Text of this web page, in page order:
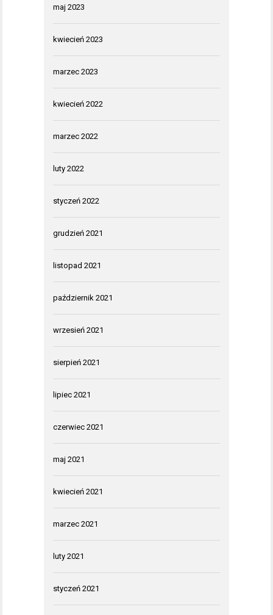
maj 2023
kwiecień 2023
marzec 2023
kwiecień 2022
marzec 2022
luty 2022
styczeń 2022
grudzień 2021
listopad 2021
październik 2021
wrzesień 2021
sierpień 2021
lipiec 2021
czerwiec 2021
maj 2021
kwiecień 2021
marzec 2021
luty 2021
styczeń 2021